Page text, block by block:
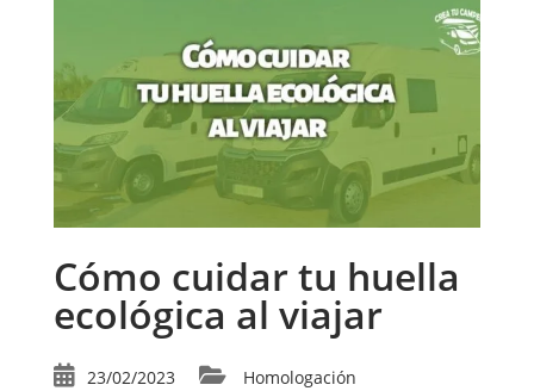
Cómo cuidar tu huella
ecológica al viajar
23/02/2023
Homologación